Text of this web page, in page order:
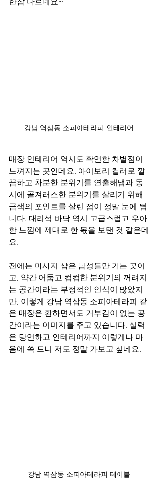
강남 역삼동 소피아테라피 인테리어
매장 인테리어 역시도 확연한 차별점이
느껴지는 곳인데요. 아이보리 컬러로 깔
끔하고 차분한 분위기를 연출해냄과 동
시에 골져러스한 분위기를 살리기 위해
금색의 포인트를 살린 점이 정말 눈에 띕
니다. 대리석 바닥 역시 고급스럽고 우아
한 느낌에 제대로 한 몫을 보탠 것 같은데
요.
전에는 마사지 샵은 남성들만 가는 곳이
고, 약간 어둡고 컴컴한 분위기의 꺼려지
는 공간이라는 부정적인 인식이 많았지
만, 이렇게 강남 역삼동 소피아테라피 같
은 매장은 환하면서도 거부감이 없는 공
간이라는 이미지를 주고 있습니다. 실력
은 당연하고 인테리어까지 이렇게나 마
음에 쏙 드니 저도 정말 가보고 싶네요.
강남 역삼동 소피아테라피 테이블